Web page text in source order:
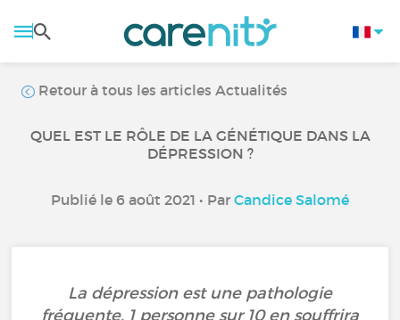
Retour à tous les articles Actualités
QUEL EST LE RÔLE DE LA GÉNÉTIQUE DANS LA
DÉPRESSION ?
Publié le 6 août 2021 • Par Candice Salomé
La dépression est une pathologie
fréquente. 1 personne sur 10 en souffrira